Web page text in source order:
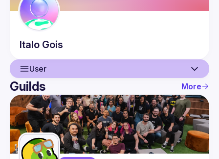
Italo Gois
User
User
Guilds
Guilds More